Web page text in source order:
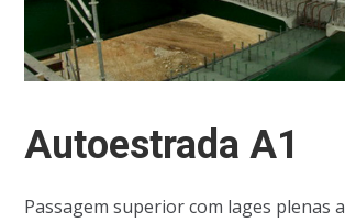
Autoestrada A1
Passagem superior com lages plenas